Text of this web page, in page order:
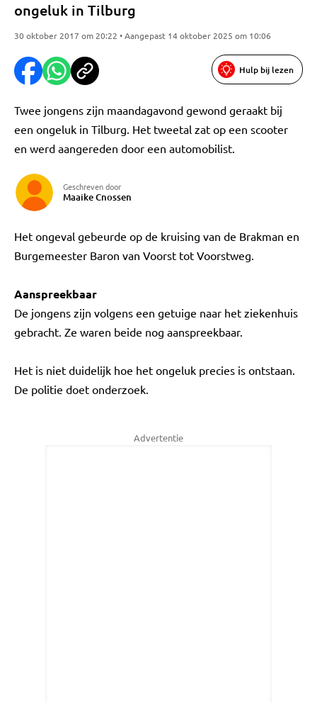
ongeluk in Tilburg
30 oktober 2017 om 20:22 • Aangepast 14 oktober 2025 om 10:06
Hulp bij lezen
Twee jongens zijn maandagavond gewond geraakt bij
een ongeluk in Tilburg. Het tweetal zat op een scooter
en werd aangereden door een automobilist.
Geschreven door
Maaike Cnossen
Het ongeval gebeurde op de kruising van de Brakman en
Burgemeester Baron van Voorst tot Voorstweg.
Aanspreekbaar
De jongens zijn volgens een getuige naar het ziekenhuis
gebracht. Ze waren beide nog aanspreekbaar.
Het is niet duidelijk hoe het ongeluk precies is ontstaan.
De politie doet onderzoek.
Advertentie